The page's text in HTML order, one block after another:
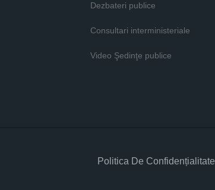
Dezbateri publice
Consultari interministeriale
Video Şedinţe publice
Politica De Confidențialitate